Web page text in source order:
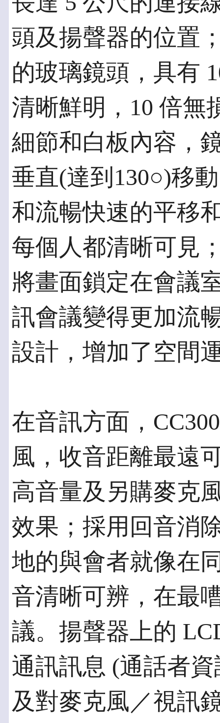
頭及揚聲器的位置
的玻璃鏡頭，具有
清晰鮮明，10 倍無
細節和白板內容，
垂直(達到130○)移
和流暢快速的平移
每個人都清晰可見
將畫面鎖定在會議
訊會議變得更加流
設計，增加了空間
在音訊方面，
風，收音距離最遠
高音量及另購麥克
效果；採用回音消
地的與會者就像在
音清晰可辨，在最
議。揚聲器上的
通訊訊息 (通話者
及對麥克風／視訊